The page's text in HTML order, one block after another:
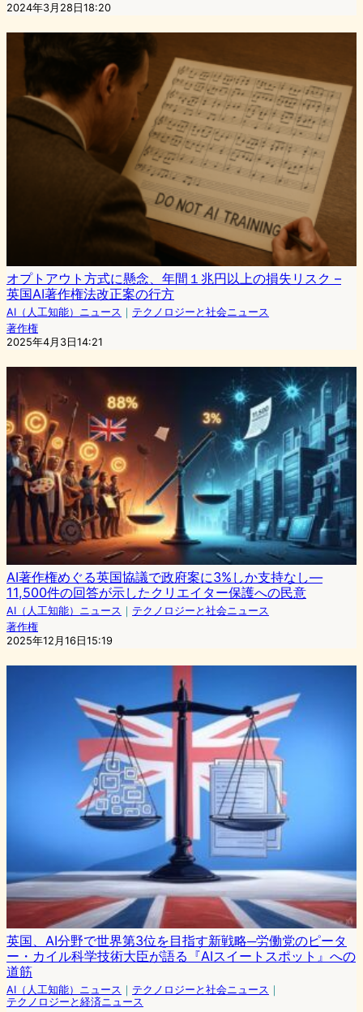
2024年3月28日18:20
オプトアウト方式に懸念、年間１兆円以上の損失リスク –
英国AI著作権法改正案の行方
AI（人工知能）ニュース ｜ テクノロジーと社会ニュース
著作権
2025年4月3日14:21
AI著作権めぐる英国協議で政府案に3%しか支持なし—
11,500件の回答が示したクリエイター保護への民意
AI（人工知能）ニュース ｜ テクノロジーと社会ニュース
著作権
2025年12月16日15:19
英国、AI分野で世界第3位を目指す新戦略─労働党のピータ
ー・カイル科学技術大臣が語る『AIスイートスポット』への
道筋
AI（人工知能）ニュース ｜ テクノロジーと社会ニュース ｜
テクノロジーと経済ニュース